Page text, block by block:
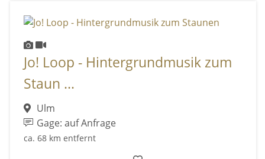
Jo! Loop - Hintergrundmusik zum
Staun ...
Ulm
Gage: auf Anfrage
ca. 68 km entfernt